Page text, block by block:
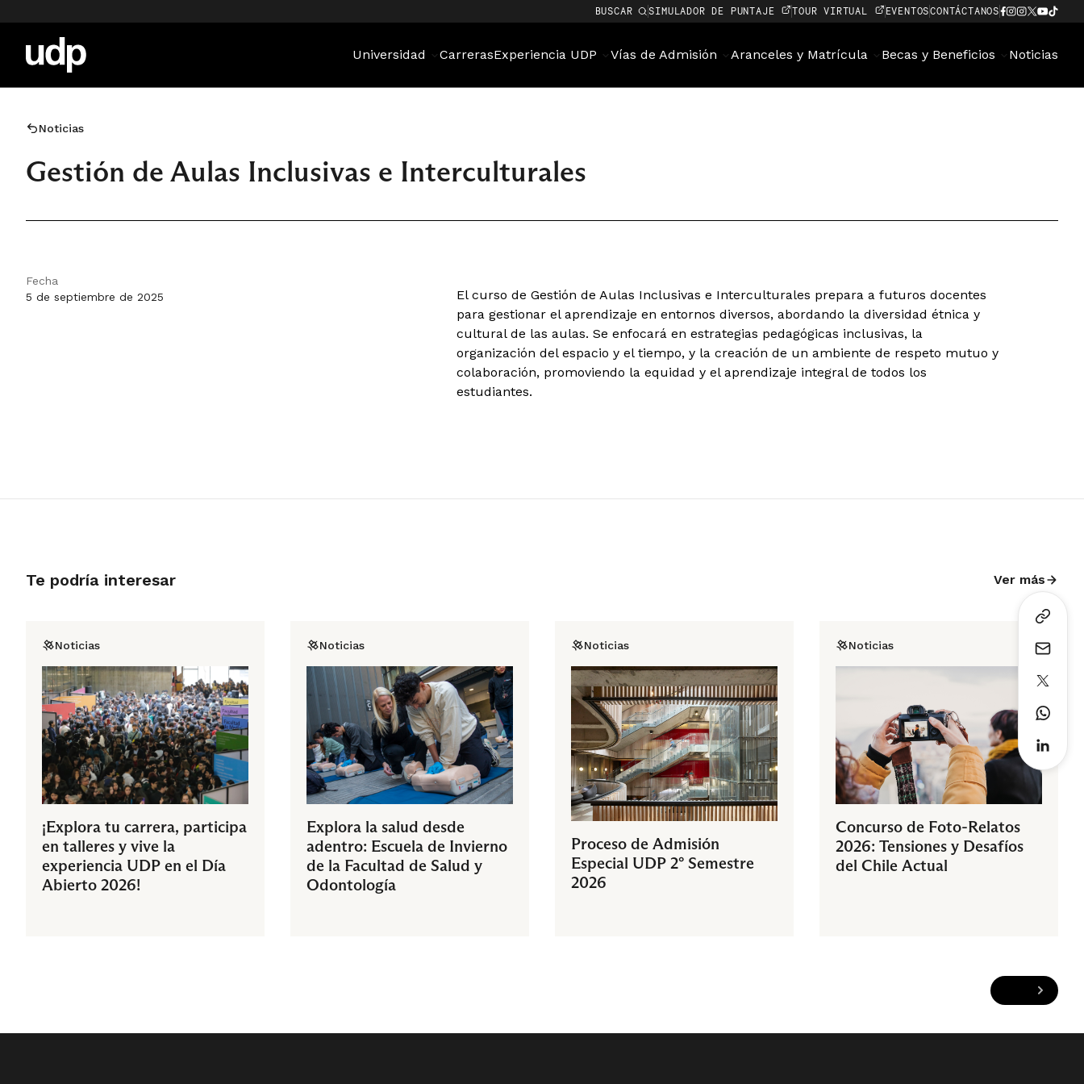
BUSCAR SIMULADOR DE PUNTAJE TOUR VIRTUAL EVENTOSCONTÁCTANOS
Universidad CarrerasExperiencia UDP Vías de Admisión Aranceles y Matrícula Becas y Beneficios Noticias
Noticias
Gestión de Aulas Inclusivas e Interculturales
Fecha
5 de septiembre de 2025
El curso de Gestión de Aulas Inclusivas e Interculturales prepara a futuros docentes
para gestionar el aprendizaje en entornos diversos, abordando la diversidad étnica y
cultural de las aulas. Se enfocará en estrategias pedagógicas inclusivas, la
organización del espacio y el tiempo, y la creación de un ambiente de respeto mutuo y
colaboración, promoviendo la equidad y el aprendizaje integral de todos los
estudiantes.
Te podría interesar Ver más
Noticias
¡Explora tu carrera, participa
en talleres y vive la
experiencia UDP en el Día
Abierto 2026!
Noticias
Explora la salud desde
adentro: Escuela de Invierno
de la Facultad de Salud y
Odontología
Noticias
Proceso de Admisión
Especial UDP 2° Semestre
2026
Noticias
Concurso de Foto-Relatos
2026: Tensiones y Desafíos
del Chile Actual